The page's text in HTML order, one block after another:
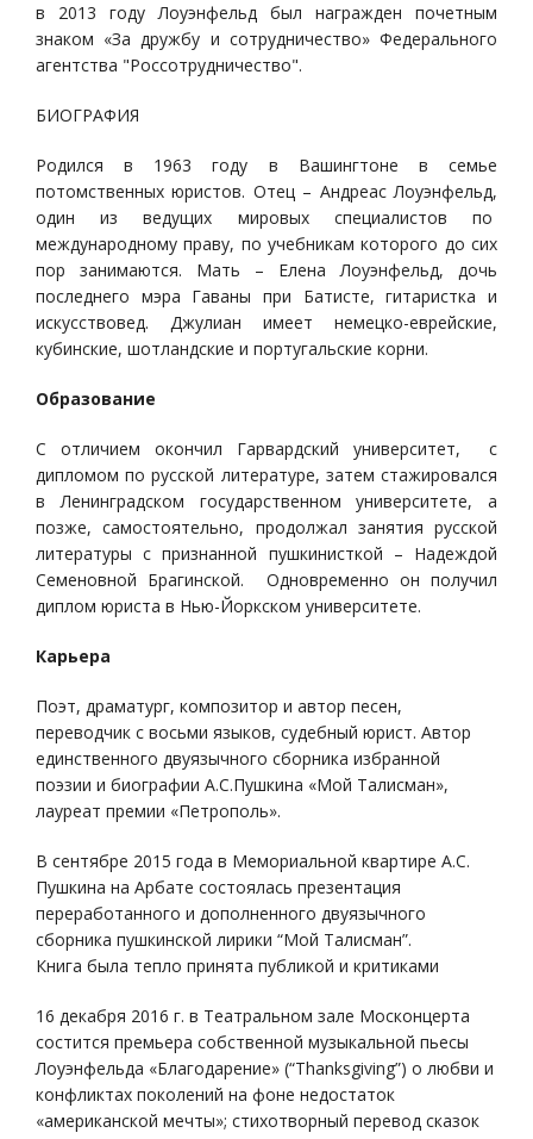
в 2013 году Лоуэнфельд был награжден почетным
знаком «За дружбу и сотрудничество» Федерального
агентства "Россотрудничество".
БИОГРАФИЯ
Родился в 1963 году в Вашингтоне в семье
потомственных юристов. Отец – Андреас Лоуэнфельд,
один из ведущих мировых специалистов по
международному праву, по учебникам которого до сих
пор занимаются. Мать – Елена Лоуэнфельд, дочь
последнего мэра Гаваны при Батисте, гитаристка и
искусствовед. Джулиан имеет немецко-еврейские,
кубинские, шотландские и португальские корни.
Образование
С отличием окончил Гарвардский университет, с
дипломом по русской литературе, затем стажировался
в Ленинградском государственном университете, а
позже, самостоятельно, продолжал занятия русской
литературы с признанной пушкинисткой – Надеждой
Семеновной Брагинской. Одновременно он получил
диплом юриста в Нью-Йоркском университете.
Карьера
Поэт, драматург, композитор и автор песен,
переводчик с восьми языков, судебный юрист. Автор
единственного двуязычного сборника избранной
поэзии и биографии А.С.Пушкина «Мой Талисман»,
лауреат премии «Петрополь».
В сентябре 2015 года в Мемориальной квартире А.С.
Пушкина на Арбате состоялась презентация
переработанного и дополненного двуязычного
сборника пушкинской лирики “Мой Талисман”.
Книга была тепло принята публикой и критиками
16 декабря 2016 г. в Театральном зале Москонцерта
состится премьера собственной музыкальной пьесы
Лоуэнфельда «Благодарение» (“Thanksgiving”) о любви и
конфликтах поколений на фоне недостаток
«американской мечты»; стихотворный перевод сказок